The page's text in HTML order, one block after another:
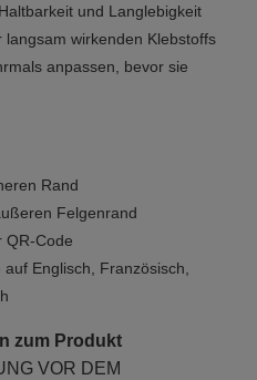
und Langlebigkeit
wirkenden Klebstoffs
anpassen, bevor sie
Rand
Felgenrand
QR-Code
Englisch, Französisch,
zum Produkt
VOR DEM